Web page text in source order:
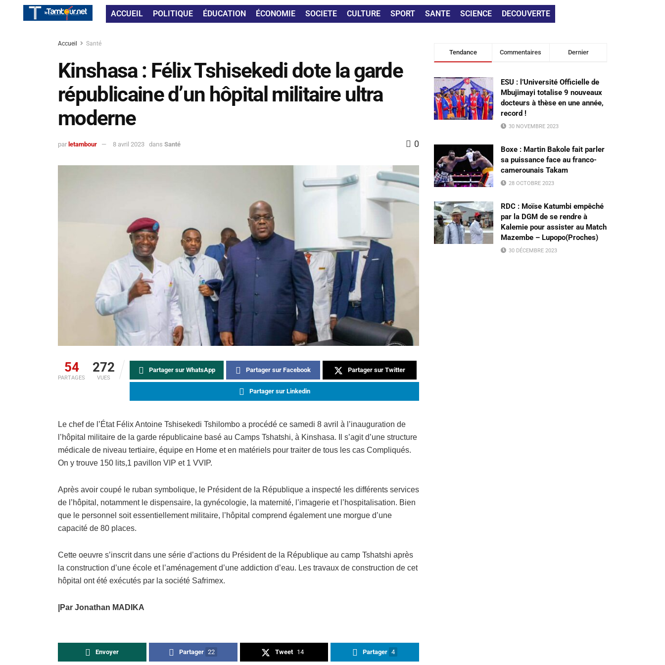
ACCUEIL POLITIQUE ÉDUCATION ÉCONOMIE SOCIETE CULTURE SPORT SANTE SCIENCE DECOUVERTE
Accueil Santé
Kinshasa : Félix Tshisekedi dote la garde
républicaine d’un hôpital militaire ultra
moderne
par letambour 8 avril 2023 dans Santé 0
54
PARTAGES
272
VUES
Partager sur WhatsApp Partager sur Facebook Partager sur Twitter
Partager sur Linkedin
Le chef de l’État Félix Antoine Tshisekedi Tshilombo a procédé ce samedi 8 avril à l’inauguration de
l’hôpital militaire de la garde républicaine basé au Camps Tshatshi, à Kinshasa. Il s’agit d’une structure
médicale de niveau tertiaire, équipe en Home et en matériels pour traiter de tous les cas Compliqués.
On y trouve 150 lits,1 pavillon VIP et 1 VVIP.
Après avoir coupé le ruban symbolique, le Président de la République a inspecté les différents services
de l’hôpital, notamment le dispensaire, la gynécologie, la maternité, l’imagerie et l’hospitalisation. Bien
que le personnel soit essentiellement militaire, l’hôpital comprend également une morgue d’une
capacité de 80 places.
Cette oeuvre s’inscrit dans une série d’actions du Président de la République au camp Tshatshi après
la construction d’une école et l’aménagement d’une addiction d’eau. Les travaux de construction de cet
hôpital ont été exécutés par la société Safrimex.
|Par Jonathan MADIKA
Envoyer Partager 22 Tweet 14 Partager 4
Tendance Commentaires Dernier
ESU : l’Université Officielle de
Mbujimayi totalise 9 nouveaux
docteurs à thèse en une année,
record !
30 NOVEMBRE 2023
Boxe : Martin Bakole fait parler
sa puissance face au franco-
camerounais Takam
28 OCTOBRE 2023
RDC : Moïse Katumbi empêché
par la DGM de se rendre à
Kalemie pour assister au Match
Mazembe – Lupopo(Proches)
30 DÉCEMBRE 2023